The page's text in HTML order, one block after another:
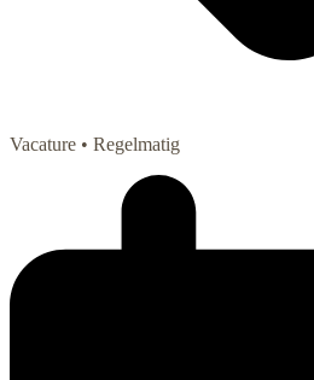
Vacature • Regelmatig